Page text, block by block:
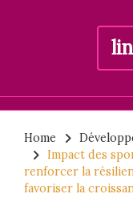
content
Home
Impact des
renforcer la
favoriser la